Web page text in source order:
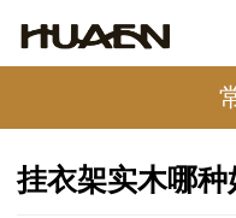
挂衣架实木哪种